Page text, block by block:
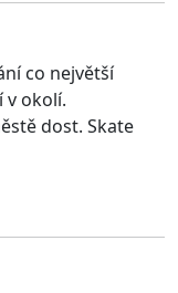
co největší
v okolí.
dost. Skate